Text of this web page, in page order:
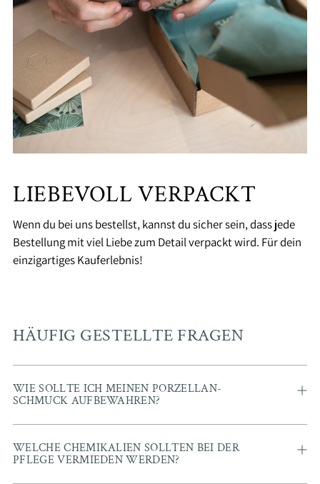
LIEBEVOLL VERPACKT
Wenn du bei uns bestellst, kannst du sicher sein, dass jede
Bestellung mit viel Liebe zum Detail verpackt wird. Für dein
einzigartiges Kauferlebnis!
HÄUFIG GESTELLTE FRAGEN
WIE SOLLTE ICH MEINEN PORZELLAN-
SCHMUCK AUFBEWAHREN?
WELCHE CHEMIKALIEN SOLLTEN BEI DER
PFLEGE VERMIEDEN WERDEN?